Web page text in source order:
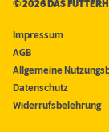
©2026 DAS
Impressum
AGB
Allgemeine
Datenschutz
Widerrufsbelehrung